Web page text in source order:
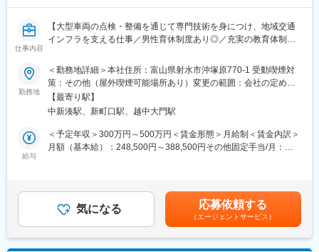
■企業の特徴/魅力
・地域に根差した安定企業／60年以上の信頼と実績
・働きやすい社風と充実の福利厚生で、安心して長く働ける環境
です
変更の範囲：会社の定める業務
全額負担。将来的には自動車整備士資格や大型車両運転資格も取
得可能です。
■扱うサービス：
ンテナンス全般
■組織構成：
現場は複数名のチーム体制で、異業種出身者や未経験スタートの
■業務の魅力：
■教育体制：
OJTや先輩社員による丁寧な指導、資格取得支援制度あり。業務
に必要な知識・技術は入社後にしっかり身につけられます。
仕事内容
【大型車両の点検・整備を通じて専門技術を身につけ、地域交通
インフラを支える仕事／男性育休制度あり◎／充実の教育体制・
■業務概要：
当社は富山県射水市を拠点に、自動車・建設機械・産業荷役機械
の販売および整備・検査サービスを提供しています。今回のポジ
ションでは、大型トラック、トレーラー、ダンプカー、バスなど
の大型車両を中心に、定期点検・分解整備・修理・車検・検査業
務を幅広くご担当いただきます。未経験からでも段階的に技術を
■業務詳細：
《入社直後お任せする業務》
エンジンオイル交換やタイヤ・消耗部品の交換、ネジの締め直
勤務地
＜勤務地詳細＞本社住所：富山県射水市沖塚原770-1 受動喫煙対
策：その他（屋外喫煙可能場所あり）変更の範囲：会社の定める
事業所
【最寄り駅】
中新湊駅、新町口駅、越中大門駅
給与
＜予定年収＞300万円～500万円＜賃金形態＞月給制＜賃金内訳＞
月額（基本給）：248,500円～388,500円その他固定手当/月：
性があります。月給(月額)は固定手当を含めた表記です。
気になる 応募依頼する
（エージェントサービス）